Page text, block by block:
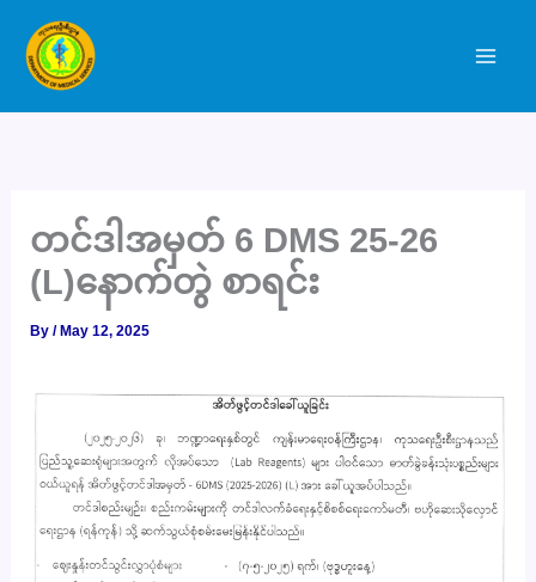
content
တင်ဒါအမှတ် 6 DMS 25-26
(L)နောက်တွဲ စာရင်း
By/ May 12, 2025